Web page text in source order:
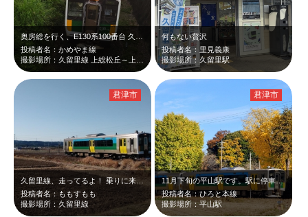
投稿者名：かめやま線
何もない贅沢
投稿者名：里見義康
撮影場所：久留里駅
久留里線、走ってるよ！ 乗りに来て！
投稿者名：ももすもも
撮影場所：久留里線
君津市
11月下旬の平山駅です。駅に停車した2両編成のキハE130とイチョウを一緒に撮…
投稿者名：ひろと本線
撮影場所：平山駅
君津市